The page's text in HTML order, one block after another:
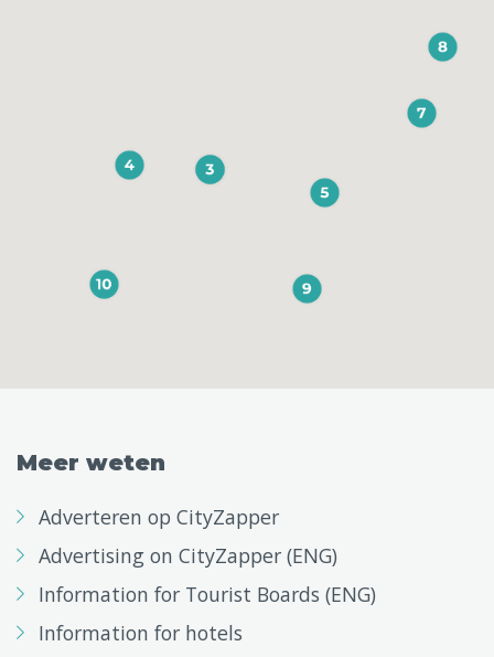
Meer weten
Adverteren op CityZapper
Advertising on CityZapper (ENG)
Information for Tourist Boards (ENG)
Information for hotels